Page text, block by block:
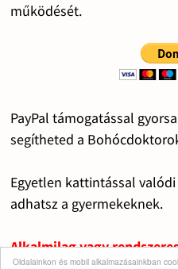
Oldalainkon és mobil alkalmazásainkban
működését.
PayPal támogatással
segítheted a
Egyetlen kattintással
adhatsz a gyermekeknek.
Alkalmilag vagy